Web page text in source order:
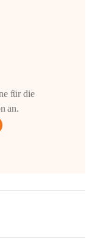
für die
an.